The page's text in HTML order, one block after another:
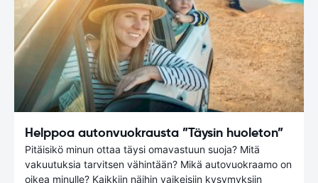
Helppoa autonvuokrausta ”Täysin huoleton”
Pitäisikö minun ottaa täysi omavastuun suoja? Mitä
vakuutuksia tarvitsen vähintään? Mikä autovuokraamo on
oikea minulle? Kaikkiin näihin vaikeisiin kysymyksiin